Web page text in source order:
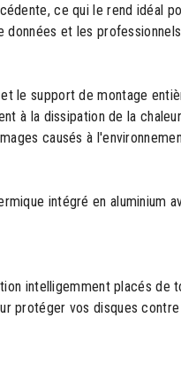
ce qui le rend idéal
et les
le support de montage
à la dissipation de la
causés à
intégré en aluminium
intelligemment placés de
protéger vos disques